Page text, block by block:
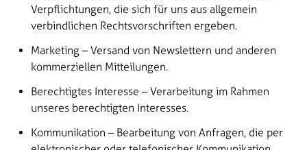
Verpflichtungen, die sich für uns aus allgemein
verbindlichen Rechtsvorschriften ergeben.
Marketing – Versand von Newslettern und anderen
kommerziellen Mitteilungen.
Berechtigtes Interesse – Verarbeitung im Rahmen
unseres berechtigten Interesses.
Kommunikation – Bearbeitung von Anfragen, die per